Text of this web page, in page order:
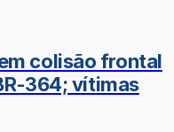
colisão frontal
364; vítimas